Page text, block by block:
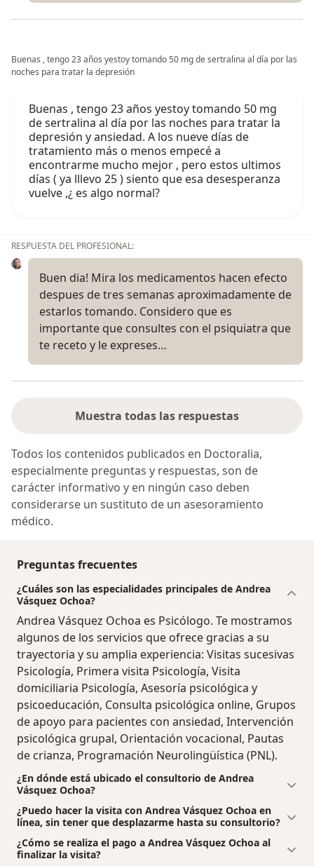
Buenas , tengo 23 años yestoy tomando 50 mg de sertralina al día por las
noches para tratar la depresión
Buenas , tengo 23 años yestoy tomando 50 mg
de sertralina al día por las noches para tratar la
depresión y ansiedad. A los nueve días de
tratamiento más o menos empecé a
encontrarme mucho mejor , pero estos ultimos
días ( ya lllevo 25 ) siento que esa desesperanza
vuelve ,¿ es algo normal?
RESPUESTA DEL PROFESIONAL:
Buen dia! Mira los medicamentos hacen efecto
despues de tres semanas aproximadamente de
estarlos tomando. Considero que es
importante que consultes con el psiquiatra que
te receto y le expreses…
Muestra todas las respuestas
Todos los contenidos publicados en Doctoralia,
especialmente preguntas y respuestas, son de
carácter informativo y en ningún caso deben
considerarse un sustituto de un asesoramiento
médico.
Preguntas frecuentes
¿Cuáles son las especialidades principales de Andrea
Vásquez Ochoa?
Andrea Vásquez Ochoa es Psicólogo. Te mostramos
algunos de los servicios que ofrece gracias a su
trayectoria y su amplia experiencia: Visitas sucesivas
Psicología, Primera visita Psicología, Visita
domiciliaria Psicología, Asesoría psicológica y
psicoeducación, Consulta psicológica online, Grupos
de apoyo para pacientes con ansiedad, Intervención
psicológica grupal, Orientación vocacional, Pautas
de crianza, Programación Neurolingüística (PNL).
¿En dónde está ubicado el consultorio de Andrea
Vásquez Ochoa?
¿Puedo hacer la visita con Andrea Vásquez Ochoa en
línea, sin tener que desplazarme hasta su consultorio?
¿Cómo se realiza el pago a Andrea Vásquez Ochoa al
finalizar la visita?